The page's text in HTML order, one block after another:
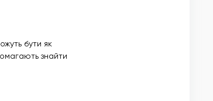
бути як
знайти